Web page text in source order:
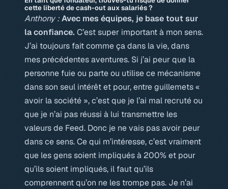
cette liberté de cash-out aux salariés ?
Anthony :Avec mes équipes, je base tout sur
la confiance. C’est super important à mon sens.
J’ai toujours fait comme ça dans la vie, dans
mes précédentes aventures. Si j’ai peur que la
personne fuie ou parte ou utilise ce mécanisme
dans son seul intérêt et pour, entre guillemets «
avoir la société », c’est que je l’ai mal recruté ou
que je n’ai pas réussi à lui transmettre les
valeurs de Feed. Donc je ne vais pas avoir peur
dans ce sens. Ce qui m’intéresse, c’est vraiment
que les gens soient impliqués à 200% et pour
qu’ils soient impliqués, il faut qu’ils
comprennent qu’on ne les trompe pas. Je n’ai